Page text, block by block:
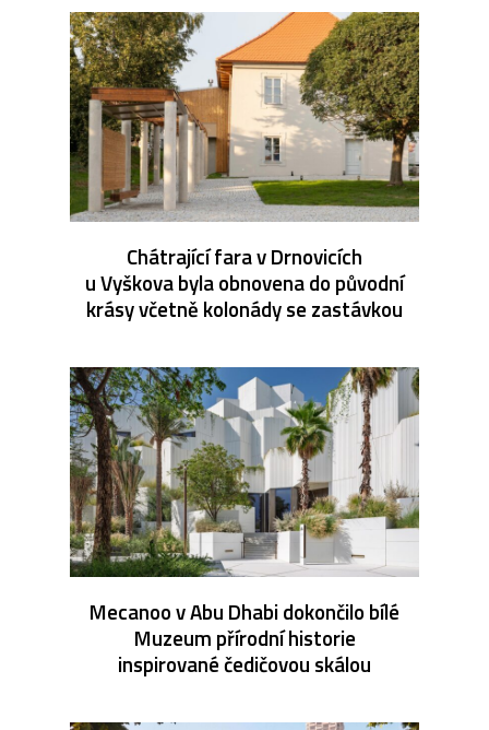
Chátrající fara v Drnovicích
u Vyškova byla obnovena do původní
krásy včetně kolonády se zastávkou
Mecanoo v Abu Dhabi dokončilo bílé
Muzeum přírodní historie
inspirované čedičovou skálou